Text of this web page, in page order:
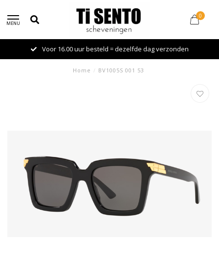
MENU
0
Voor 16.00 uur besteld = dezelfde dag verzonden
Home / BV1005S 001 53